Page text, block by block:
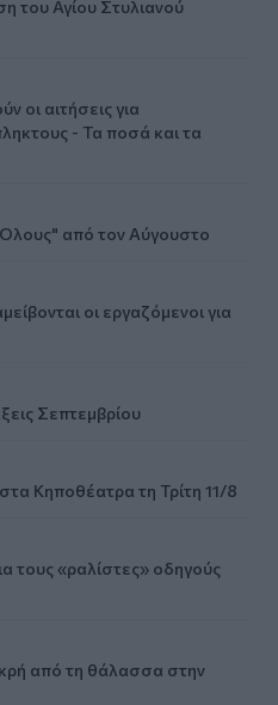
του Αγίου Στυλιανού
οι αιτήσεις για
- Τα ποσά και τα
από τον Αύγουστο
οι εργαζόμενοι για
Σεπτεμβρίου
Κηποθέατρα τη Τρίτη 11/8
τους «ραλίστες» οδηγούς
από τη θάλασσα στην